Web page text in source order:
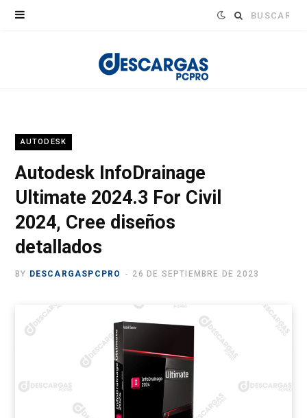
Buscar:
AUTODESK
Autodesk InfoDrainage
Ultimate 2024.3 For Civil
2024, Cree diseños
detallados
BY DESCARGASPCPRO 26 DE SEPTIEMBRE DE 2023